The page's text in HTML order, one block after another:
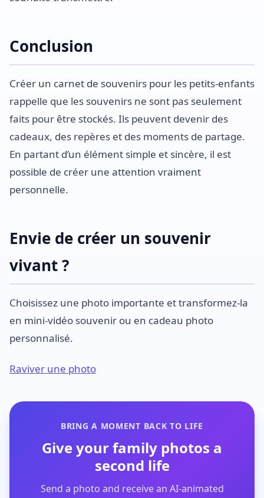
Conclusion
Créer un carnet de souvenirs pour les petits-enfants
rappelle que les souvenirs ne sont pas seulement
faits pour être stockés. Ils peuvent devenir des
cadeaux, des repères et des moments de partage.
En partant d’un élément simple et sincère, il est
possible de créer une attention vraiment
personnelle.
Envie de créer un souvenir
vivant ?
Choisissez une photo importante et transformez-la
en mini-vidéo souvenir ou en cadeau photo
personnalisé.
Raviver une photo
BRING A MOMENT BACK TO LIFE
Give your family photos a
second life
Send a photo and receive an AI-animated